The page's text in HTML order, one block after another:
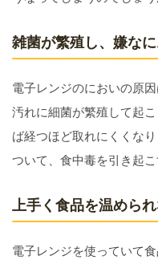
雑菌が繁殖し、嫌な
電子レンジのにおいの原
汚れに細菌が繁殖して起
ば経つほど取れにくくな
ついて、食中毒を引き起こ
上手く食品を温めら
電子レンジを使っていて